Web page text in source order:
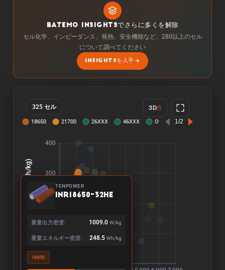
BATEMO INSIGHTSでさらに多くを解除
セル化学、インピーダンス、発熱、安全機能など、280以上のセル
について調べてください
INSIGHTSを入手
325 セル 3D
TENPOWER
INR18650-32HE
重量出力密度: 1009.0 W/kg
重量エネルギー密度: 248.5 Wh/kg
18650